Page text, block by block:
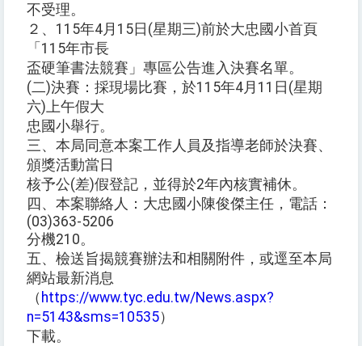
不受理。
２、115年4月15日(星期三)前於大忠國小首頁
「115年市長
盃硬筆書法競賽」專區公告進入決賽名單。
(二)決賽：採現場比賽，於115年4月11日(星期
六)上午假大
忠國小舉行。
三、本局同意本案工作人員及指導老師於決賽、
頒獎活動當日
核予公(差)假登記，並得於2年內核實補休。
四、本案聯絡人：大忠國小陳俊傑主任，電話：
(03)363-5206
分機210。
五、檢送旨揭競賽辦法和相關附件，或逕至本局
網站最新消息
（ https://www.tyc.edu.tw/News.aspx?
n=5143&sms=10535）
下載。